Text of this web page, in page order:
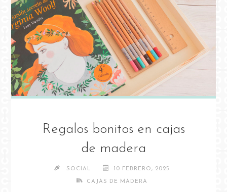
Regalos bonitos en cajas
de madera
SOCIAL 10 FEBRERO, 2025
CAJAS DE MADERA